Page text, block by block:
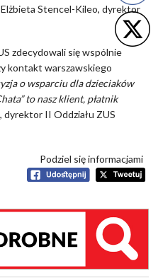
Stencel-Kileo, dyrektor
zdecydowali się wspólnie
kontakt warszawskiego
o wsparciu dla dzieciaków
to nasz klient, płatnik
II Oddziału ZUS
Podziel się informacjami